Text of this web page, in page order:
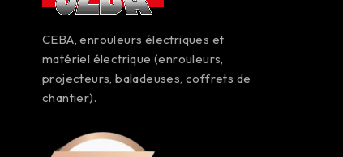
CEBA, enrouleurs électriques et
matériel électrique (enrouleurs,
projecteurs, baladeuses, coffrets de
chantier).